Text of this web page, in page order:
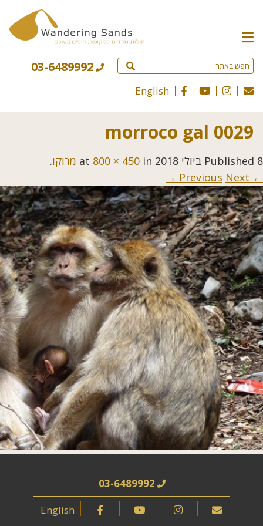
תפריט
האתר
03-6489992
English
morroco gal 0029
Published 8 ביולי 2018 800 × 450 in מרוקו.
← Previous
Next →
03-6489992
English